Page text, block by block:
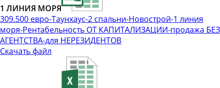
1 ЛИНИЯ МОРЯ
309.500 евро-Таунхаус-2 спальни-Новострой-1 линия
моря-Рентабельность ОТ КАПИТАЛИЗАЦИИ-продажа БЕЗ
АГЕНТСТВА-для НЕРЕЗИДЕНТОВ
Скачать файл